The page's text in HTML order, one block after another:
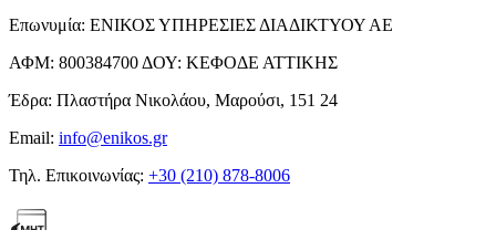
Επωνυμία: ΕΝΙΚΟΣ ΥΠΗΡΕΣΙΕΣ ΔΙΑΔΙΚΤΥΟΥ ΑΕ
ΑΦΜ: 800384700 ΔΟΥ: ΚΕΦΟΔΕ ΑΤΤΙΚΗΣ
Έδρα: Πλαστήρα Νικολάου, Μαρούσι, 151 24
Email: info@enikos.gr
Τηλ. Επικοινωνίας: +30 (210) 878-8006